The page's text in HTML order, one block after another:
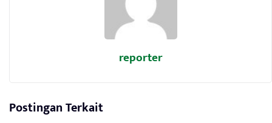
reporter
Postingan Terkait